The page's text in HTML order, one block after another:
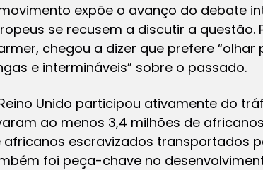
expõe o avanço do debate
se recusem a discutir a questão.
chegou a dizer que prefere
e intermináveis” sobre o passado.
Unido participou ativamente do
ao menos 3,4 milhões de
africanos escravizados transportados
foi peça-chave no